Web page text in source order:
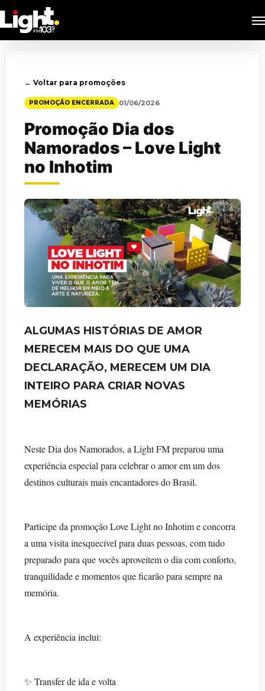
to
main
← Voltar para promoções
PROMOÇÃO ENCERRADA 01/06/2026
Promoção Dia dos
Namorados – Love Light
no Inhotim
ALGUMAS HISTÓRIAS DE AMOR
MERECEM MAIS DO QUE UMA
DECLARAÇÃO, MERECEM UM DIA
INTEIRO PARA CRIAR NOVAS
MEMÓRIAS
Neste Dia dos Namorados, a Light FM preparou uma
experiência especial para celebrar o amor em um dos
destinos culturais mais encantadores do Brasil.
Participe da promoção Love Light no Inhotim e concorra
a uma visita inesquecível para duas pessoas, com tudo
preparado para que vocês aproveitem o dia com conforto,
tranquilidade e momentos que ficarão para sempre na
memória.
A experiência inclui:
✨ Transfer de ida e volta